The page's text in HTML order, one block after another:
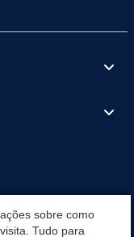
sobre como
Tudo para